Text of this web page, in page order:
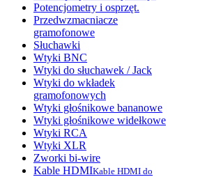
Potencjometry i osprzęt.
Przedwzmacniacze
gramofonowe
Słuchawki
Wtyki BNC
Wtyki do słuchawek / Jack
Wtyki do wkładek
gramofonowych
Wtyki głośnikowe bananowe
Wtyki głośnikowe widełkowe
Wtyki RCA
Wtyki XLR
Zworki bi-wire
Kable HDMIKable HDMI do